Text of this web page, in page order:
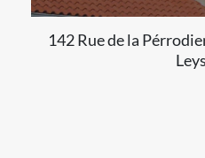
142 Rue de la